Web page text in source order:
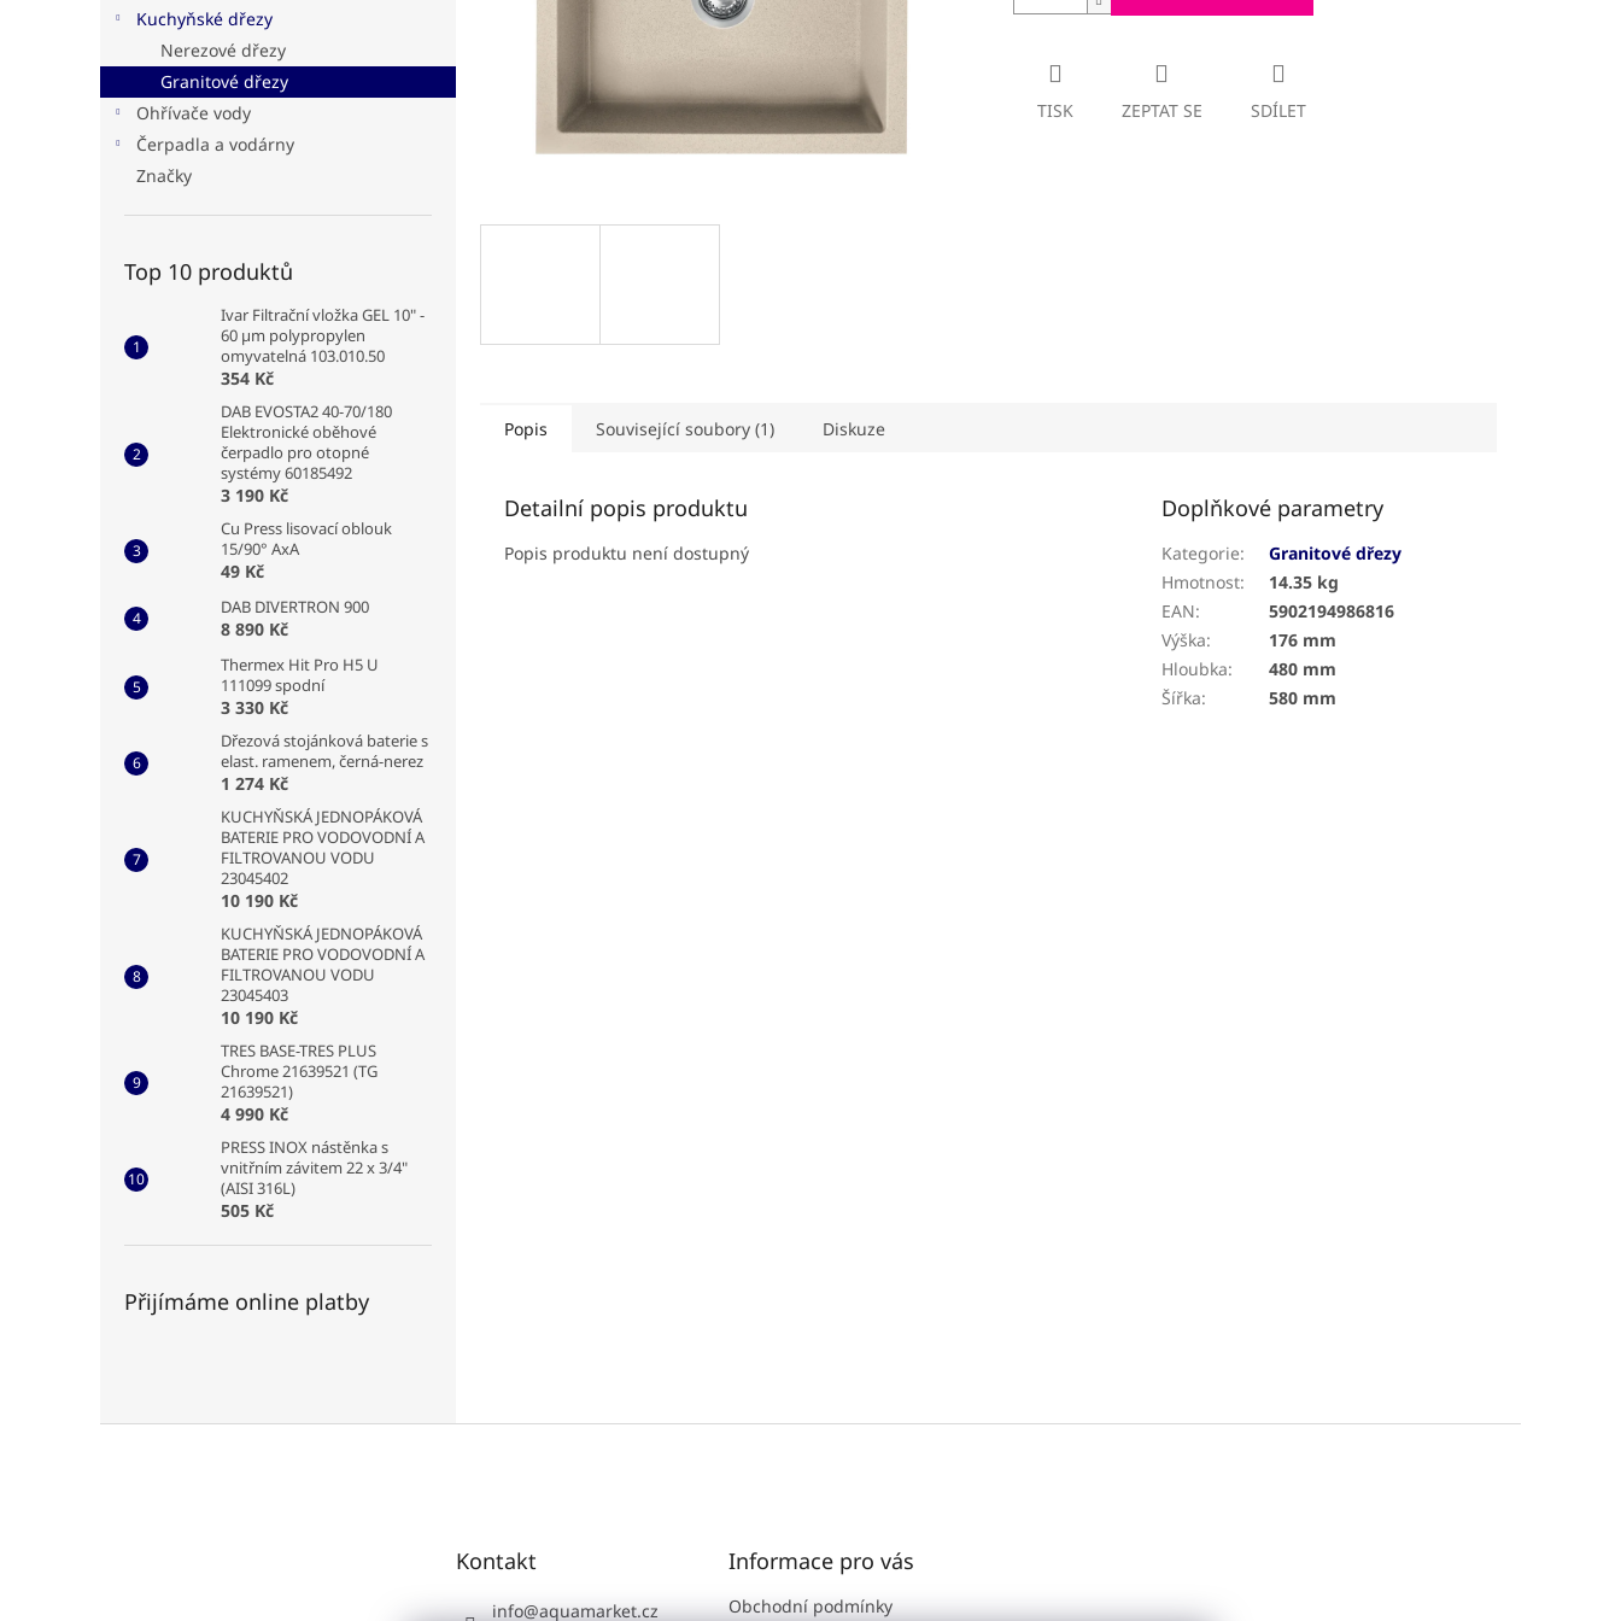
l
Kuchyňské dřezy
Nerezové dřezy
Granitové dřezy
Ohřívače vody
Čerpadla a vodárny
Značky
Top 10 produktů
Ivar Filtrační vložka GEL 10" -
60 µm polypropylen
omyvatelná 103.010.50
354 Kč
DAB EVOSTA2 40-70/180
Elektronické oběhové
čerpadlo pro otopné
systémy 60185492
3 190 Kč
Cu Press lisovací oblouk
15/90° AxA
49 Kč
DAB DIVERTRON 900
8 890 Kč
Thermex Hit Pro H5 U
111099 spodní
3 330 Kč
Dřezová stojánková baterie s
elast. ramenem, černá-nerez
1 274 Kč
KUCHYŇSKÁ JEDNOPÁKOVÁ
BATERIE PRO VODOVODNÍ A
FILTROVANOU VODU
23045402
10 190 Kč
KUCHYŇSKÁ JEDNOPÁKOVÁ
BATERIE PRO VODOVODNÍ A
FILTROVANOU VODU
23045403
10 190 Kč
TRES BASE-TRES PLUS
Chrome 21639521 (TG
21639521)
4 990 Kč
PRESS INOX nástěnka s
vnitřním závitem 22 x 3/4"
(AISI 316L)
505 Kč
Přijímáme online platby
TISK ZEPTAT SE SDÍLET
Popis Související soubory (1) Diskuze
Detailní popis produktu
Popis produktu není dostupný
Doplňkové parametry
Kategorie:
Granitové dřezy
Hmotnost:
14.35 kg
EAN:
5902194986816
Výška:
176 mm
Hloubka:
480 mm
Šířka: 580 mm
Kontakt
info@aquamarket.cz
Informace pro vás
Obchodní podmínky